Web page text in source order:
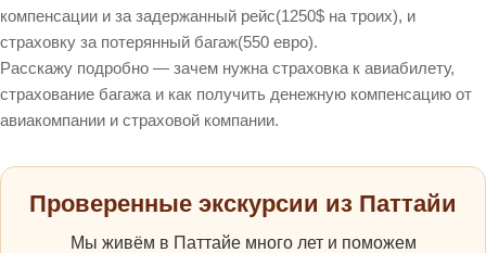
компенсации и за задержанный рейс(1250$ на троих), и
страховку за потерянный багаж(550 евро).
Расскажу подробно — зачем нужна страховка к авиабилету,
страхование багажа и как получить денежную компенсацию от
авиакомпании и страховой компании.
Проверенные экскурсии из Паттайи
Мы живём в Паттайе много лет и поможем